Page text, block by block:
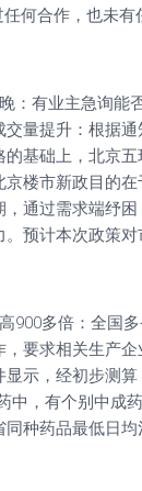
任何合作，也未
：有业主急询能
量提升：根据
基础上，北京
京楼市新政目的
通过需求端纾
。预计本次政策
900多倍：全国
要求相关生产
显示，经初步测
中，有个别中成
同种药品最低日